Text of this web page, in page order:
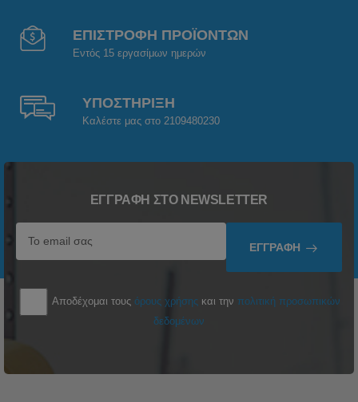
ΕΠΙΣΤΡΟΦΗ ΠΡΟΪΟΝΤΩΝ
Εντός 15 εργασίμων ημερών
ΥΠΟΣΤΗΡΙΞΗ
Καλέστε μας στο 2109480230
ΕΓΓΡΑΦΉ ΣΤΟ NEWSLETTER
ΕΓΓΡΑΦΉ
Αποδέχομαι τους όρους χρήσης και την πολιτική προσωπικών
δεδομένων